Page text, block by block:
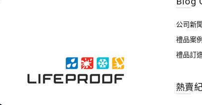
公司新
禮品案
禮品訂
熱賣